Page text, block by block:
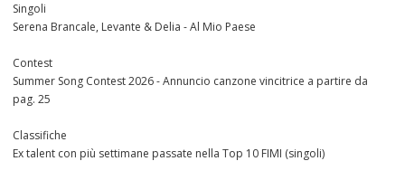
Singoli
Serena Brancale, Levante & Delia - Al Mio Paese
Contest
Summer Song Contest 2026 - Annuncio canzone vincitrice a partire da
pag. 25
Classifiche
Ex talent con più settimane passate nella Top 10 FIMI (singoli)